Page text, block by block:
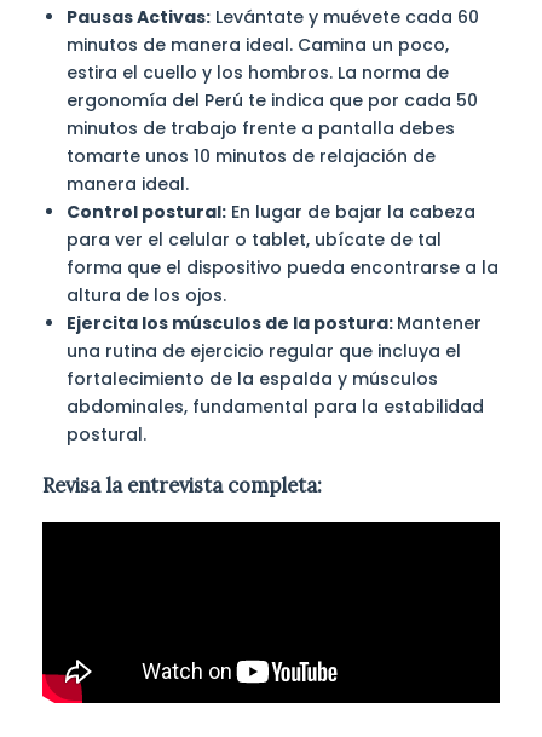
Pausas Activas: Levántate y muévete cada 60
minutos de manera ideal. Camina un poco,
estira el cuello y los hombros. La norma de
ergonomía del Perú te indica que por cada 50
minutos de trabajo frente a pantalla debes
tomarte unos 10 minutos de relajación de
manera ideal.
Control postural: En lugar de bajar la cabeza
para ver el celular o tablet, ubícate de tal
forma que el dispositivo pueda encontrarse a la
altura de los ojos.
Ejercita los músculos de la postura: Mantener
una rutina de ejercicio regular que incluya el
fortalecimiento de la espalda y músculos
abdominales, fundamental para la estabilidad
postural.
Revisa la entrevista completa: